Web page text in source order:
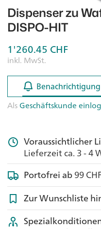
Dispenser zu
DISPO-HIT
1'260.45 CHF
inkl. MwSt.
AlsGeschäftskunde
Voraussichtlicher
Lieferzeit ca. 3 - 4
Portofrei ab99
Zur Wunschliste